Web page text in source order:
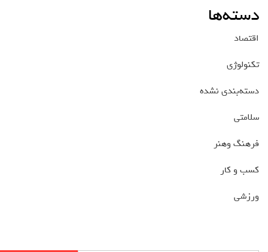
دسته‌ها
اقتصاد
تکنولوژی
دسته‌بندی نشده
سلامتی
فرهنگ وهنر
کسب و کار
ورزشی